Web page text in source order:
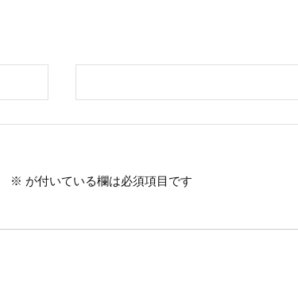
※ が付いている欄は必須項目です